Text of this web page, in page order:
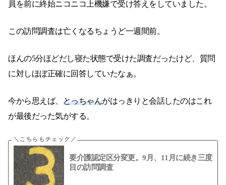
員を前に終始ニコニコ上機嫌で受け答えをしていました。
この訪問調査は亡くなるちょうど一週間前。
ほんの5分ほどだし寝た状態で受けた調査だったけど、質問
に対しほぼ正確に回答していたなぁ。
今から思えば、 とっちゃんがはっきりと会話したのはこれ
が最後だった気がする。
要介護認定区分変更。9月、11月に続き三度
目の訪問調査